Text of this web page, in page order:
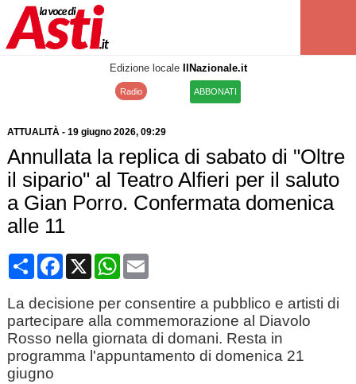
Edizione locale IlNazionale.it
Radio ABBONATI
ATTUALITÀ- 19 giugno 2026, 09:29
Annullata la replica di sabato di "Oltre
il sipario" al Teatro Alfieri per il saluto
a Gian Porro. Confermata domenica
alle 11
CondividiFacebook
X WhatsApp
Email
La decisione per consentire a pubblico e artisti di
partecipare alla commemorazione al Diavolo
Rosso nella giornata di domani. Resta in
programma l'appuntamento di domenica 21
giugno